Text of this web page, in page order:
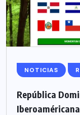
NOTICIAS
República